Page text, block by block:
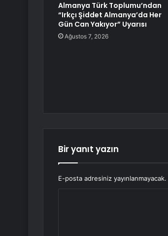
Almanya Türk Toplumu’ndan
“Irkçı Şiddet Almanya’da Her
Gün Can Yakıyor” Uyarısı
Ağustos 7, 2026
Bir yanıt yazın
E-posta adresiniz yayınlanmayacak.